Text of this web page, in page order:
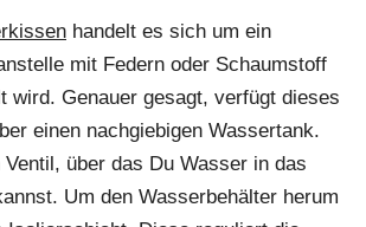
handelt es sich um ein
mit Federn oder Schaumstoff
wird. Genauer gesagt, verfügt dieses
einen nachgiebigen Wassertank.
über das Du Wasser in das
Um den Wasserbehälter herum